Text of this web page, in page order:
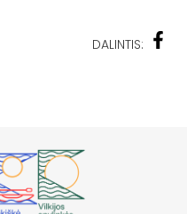
DALINTIS: